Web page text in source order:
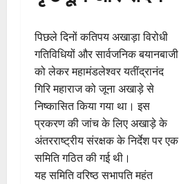
पिछले दिनों कतिपय अखाड़ा विरोधी
गतिविधियों और सार्वजनिक बयानबाजी
को लेकर महामंडलेश्वर यतींद्रानंद
गिरि महाराज को जूना अखाड़े से
निष्कासित किया गया था। इस
प्रकरण की जांच के लिए अखाड़े के
अंतरराष्ट्रीय संरक्षक के निर्देश पर एक
समिति गठित की गई थी।
यह समिति वरिष्ठ सभापति महंत